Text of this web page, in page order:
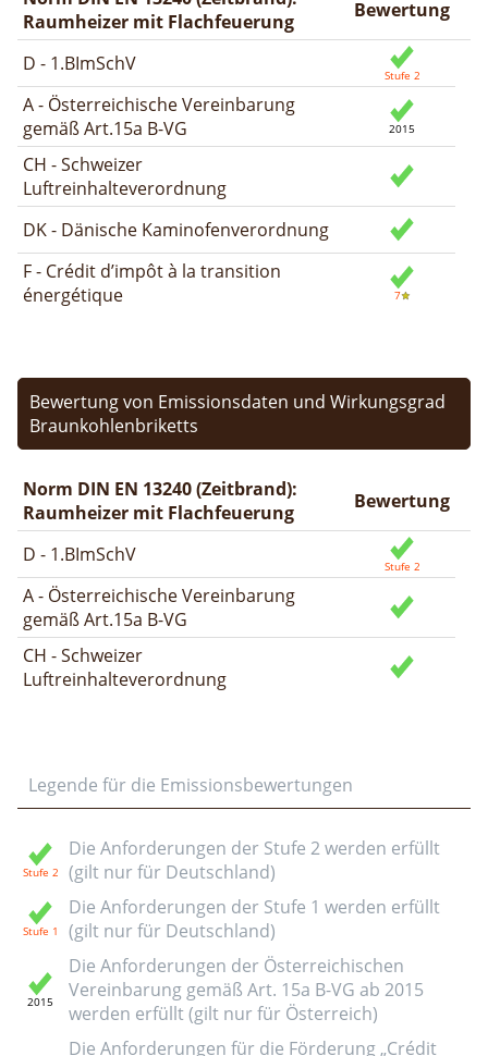
Raumheizer mit Flachfeuerung
Bewertung
D - 1.BImSchV
A - Österreichische Vereinbarung
gemäß Art.15a B-VG
CH - Schweizer
Luftreinhalteverordnung
DK - Dänische Kaminofenverordnung
F - Crédit d’impôt à la transition
énergétique
Bewertung von Emissionsdaten und Wirkungsgrad
Braunkohlenbriketts
Norm DIN EN 13240 (Zeitbrand):
Raumheizer mit Flachfeuerung
Bewertung
D - 1.BImSchV
A - Österreichische Vereinbarung
gemäß Art.15a B-VG
CH - Schweizer
Luftreinhalteverordnung
Legende für die Emissionsbewertungen
Die Anforderungen der Stufe 2 werden erfüllt
(gilt nur für Deutschland)
Die Anforderungen der Stufe 1 werden erfüllt
(gilt nur für Deutschland)
Die Anforderungen der Österreichischen
Vereinbarung gemäß Art. 15a B-VG ab 2015
werden erfüllt (gilt nur für Österreich)
Die Anforderungen für die Förderung „Crédit